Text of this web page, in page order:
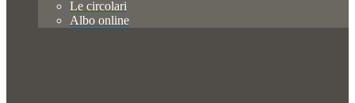
Le circolari
Albo online